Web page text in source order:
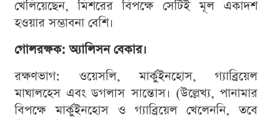
খেলিয়েছেন, মিশরের বিপক্ষে সেটিই মূল একাদশ
হওয়ার সম্ভাবনা বেশি।
গোলরক্ষক: অ্যালিসন বেকার।
রক্ষণভাগ: ওয়েসলি, মার্কুইনহোস, গ্যাব্রিয়েল
মাঘালহেস এবং ডগলাস সান্তোস। (উল্লেখ্য, পানামার
বিপক্ষে মার্কুইনহোস ও গ্যাব্রিয়েল খেলেননি, তবে